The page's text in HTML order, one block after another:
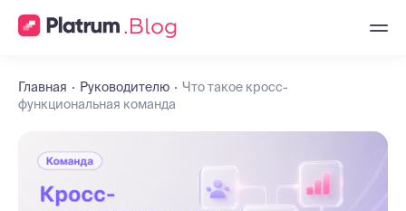
Главная Руководителю
Что такое кросс-
функциональная команда